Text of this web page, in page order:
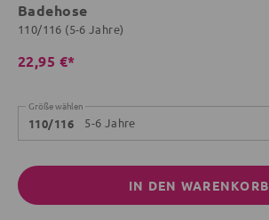
Badehose
110/116 (5-6 Jahre)
22,95 €*
Größe wählen
110/116 5-6 Jahre
IN DEN WARENKORB